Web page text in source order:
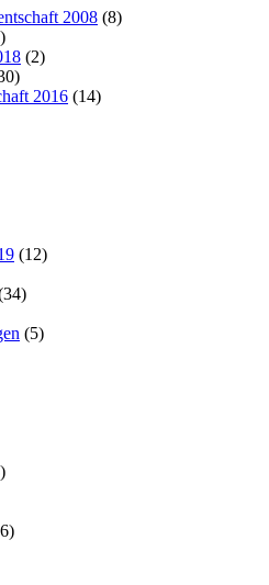
2008 (8)
(2)
2016 (14)
(12)
(5)